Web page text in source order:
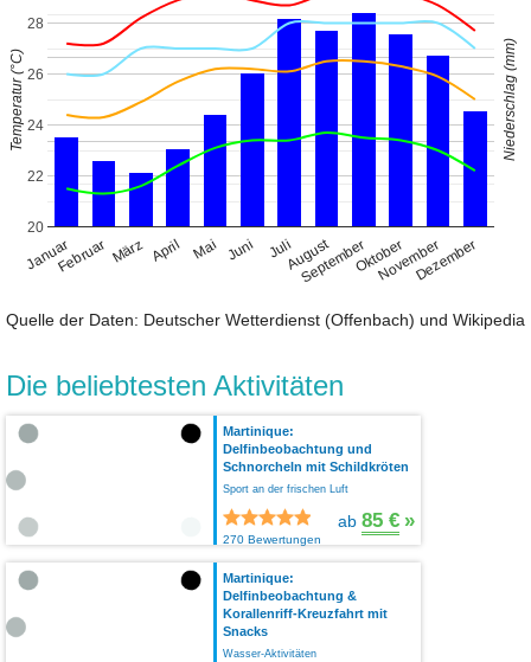
JanuarFebruar März April Mai Juni JuliAugust
SeptemberOktober
NovemberDezember
20
22
24
26
28
Temperatur (°C) Niederschlag (mm)
Quelle der Daten: Deutscher Wetterdienst (Offenbach) und Wikipedia
Die beliebtesten Aktivitäten
Martinique:
Delfinbeobachtung und
Schnorcheln mit Schildkröten
Sport an der frischen Luft
270 Bewertungen
ab 85 € »
Martinique:
Delfinbeobachtung &
Korallenriff-Kreuzfahrt mit
Snacks
Wasser-Aktivitäten